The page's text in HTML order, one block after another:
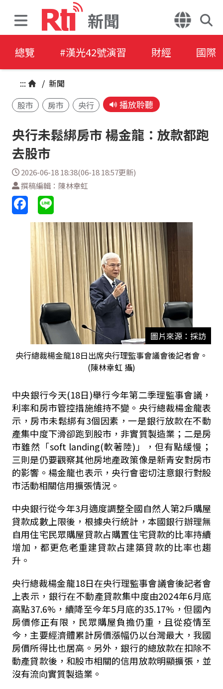
新聞
總覽 #漢光42號演習 財經 國際
::: / 新聞
股市
房市 央行 播放聆聽
央行未鬆綁房市 楊金龍：放款都跑
去股市
2026-06-18 18:38(06-18 18:57更新)
撰稿編輯：陳林幸虹
圖片來源：採訪
央行總裁楊金龍18日出席央行理監事會議會後記者會。
(陳林幸虹 攝)
中央銀行今天(18日)舉行今年第二季理監事會議，
利率和房市管控措施維持不變。央行總裁楊金龍表
示，房市未鬆綁有3個因素，一是銀行放款在不動
產集中度下滑卻跑到股市，非實質製造業；二是房
市雖然「soft landing(軟著陸)」，但有點緩慢；
三則是仍要觀察其他房地產政策像是新青安對房市
的影響。楊金龍也表示，央行會密切注意銀行對股
市活動相關信用擴張情況。
中央銀行從今年3月適度調整全國自然人第2戶購屋
貸款成數上限後，根據央行統計，本國銀行辦理無
自用住宅民眾購屋貸款占購置住宅貸款的比率持續
增加，都更危老重建貸款占建築貸款的比率也趨
升。
央行總裁楊金龍18日在央行理監事會議會後記者會
上表示，銀行在不動產貸款集中度由2024年6月底
高點37.6%，續降至今年5月底的35.17%，但國內
房價修正有限，民眾購屋負擔仍重，且從疫情至
今，主要經濟體累計房價漲幅仍以台灣最大，我國
房價所得比也居高。另外，銀行的總放款在扣除不
動產貸款後，和股市相關的信用放款明顯擴張，並
沒有流向實質製造業。